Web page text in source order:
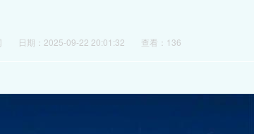
日期：2025-09-22 20:01:32 查看：136